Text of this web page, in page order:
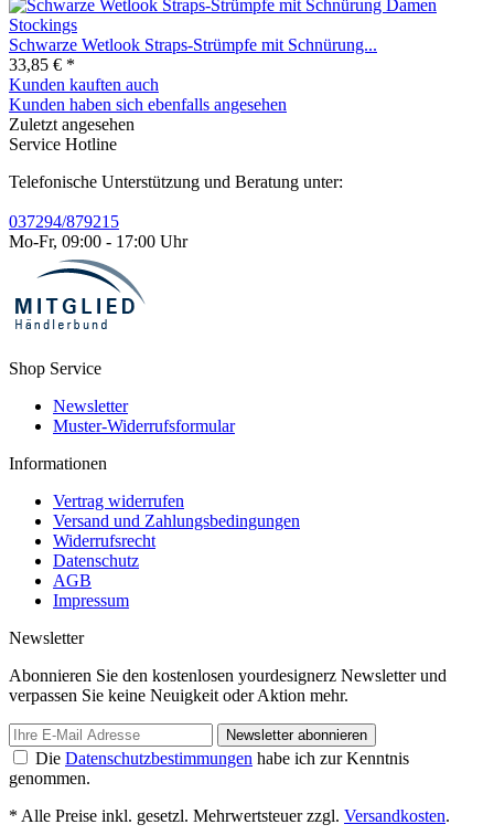
Schwarze Wetlook Straps-Strümpfe mit Schnürung...
33,85 € *
Kunden kauften auch
Kunden haben sich ebenfalls angesehen
Zuletzt angesehen
Service Hotline
Telefonische Unterstützung und Beratung unter:
037294/879215
Mo-Fr, 09:00 - 17:00 Uhr
Shop Service
Newsletter
Muster-Widerrufsformular
Informationen
Vertrag widerrufen
Versand und Zahlungsbedingungen
Widerrufsrecht
Datenschutz
AGB
Impressum
Newsletter
Abonnieren Sie den kostenlosen yourdesignerz Newsletter und
verpassen Sie keine Neuigkeit oder Aktion mehr.
Newsletter abonnieren
Die Datenschutzbestimmungen habe ich zur Kenntnis
genommen.
* Alle Preise inkl. gesetzl. Mehrwertsteuer zzgl. Versandkosten.